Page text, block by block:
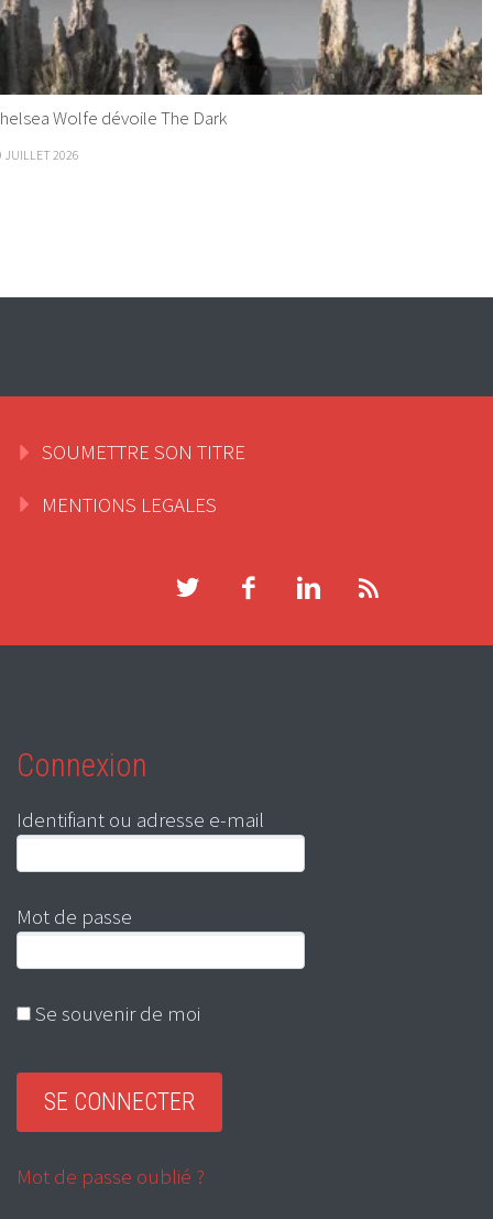
Wolfe dévoile The Dark
JUILLET 2026
SOUMETTRE SON TITRE
MENTIONS LEGALES
Connexion
Identifiant ou adresse e-mail
Mot de passe
Se souvenir de moi
Mot de passe oublié ?